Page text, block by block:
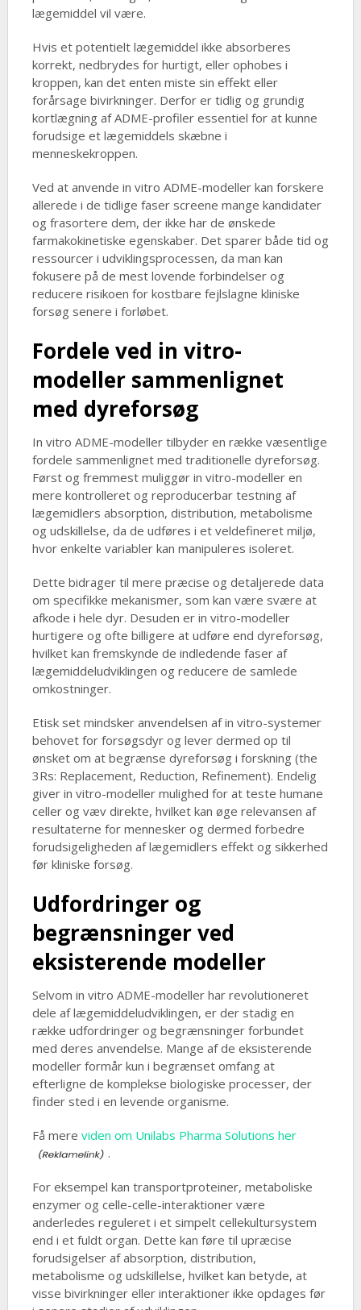
lægemiddel vil være.
Hvis et potentielt lægemiddel ikke absorberes
korrekt, nedbrydes for hurtigt, eller ophobes i
kroppen, kan det enten miste sin effekt eller
forårsage bivirkninger. Derfor er tidlig og grundig
kortlægning af ADME-profiler essentiel for at kunne
forudsige et lægemiddels skæbne i
menneskekroppen.
Ved at anvende in vitro ADME-modeller kan forskere
allerede i de tidlige faser screene mange kandidater
og frasortere dem, der ikke har de ønskede
farmakokinetiske egenskaber. Det sparer både tid og
ressourcer i udviklingsprocessen, da man kan
fokusere på de mest lovende forbindelser og
reducere risikoen for kostbare fejlslagne kliniske
forsøg senere i forløbet.
Fordele ved in vitro-
modeller sammenlignet
med dyreforsøg
In vitro ADME-modeller tilbyder en række væsentlige
fordele sammenlignet med traditionelle dyreforsøg.
Først og fremmest muliggør in vitro-modeller en
mere kontrolleret og reproducerbar testning af
lægemidlers absorption, distribution, metabolisme
og udskillelse, da de udføres i et veldefineret miljø,
hvor enkelte variabler kan manipuleres isoleret.
Dette bidrager til mere præcise og detaljerede data
om specifikke mekanismer, som kan være svære at
afkode i hele dyr. Desuden er in vitro-modeller
hurtigere og ofte billigere at udføre end dyreforsøg,
hvilket kan fremskynde de indledende faser af
lægemiddeludviklingen og reducere de samlede
omkostninger.
Etisk set mindsker anvendelsen af in vitro-systemer
behovet for forsøgsdyr og lever dermed op til
ønsket om at begrænse dyreforsøg i forskning (the
3Rs: Replacement, Reduction, Refinement). Endelig
giver in vitro-modeller mulighed for at teste humane
celler og væv direkte, hvilket kan øge relevansen af
resultaterne for mennesker og dermed forbedre
forudsigeligheden af lægemidlers effekt og sikkerhed
før kliniske forsøg.
Udfordringer og
begrænsninger ved
eksisterende modeller
Selvom in vitro ADME-modeller har revolutioneret
dele af lægemiddeludviklingen, er der stadig en
række udfordringer og begrænsninger forbundet
med deres anvendelse. Mange af de eksisterende
modeller formår kun i begrænset omfang at
efterligne de komplekse biologiske processer, der
finder sted i en levende organisme.
Få mere viden om Unilabs Pharma Solutions her
.
For eksempel kan transportproteiner, metaboliske
enzymer og celle-celle-interaktioner være
anderledes reguleret i et simpelt cellekultursystem
end i et fuldt organ. Dette kan føre til upræcise
forudsigelser af absorption, distribution,
metabolisme og udskillelse, hvilket kan betyde, at
visse bivirkninger eller interaktioner ikke opdages før